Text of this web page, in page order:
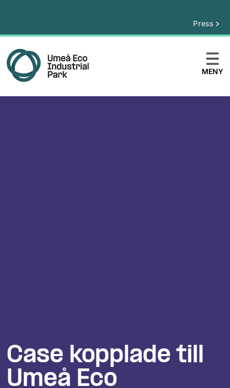
Press
MENY
Case kopplade till
Umeå Eco